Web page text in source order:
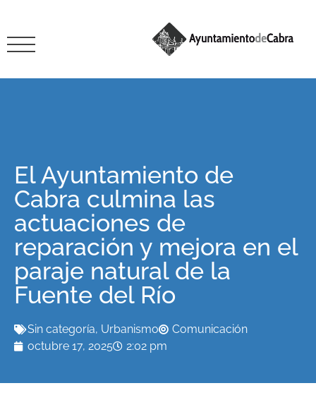
El Ayuntamiento de
Cabra culmina las
actuaciones de
reparación y mejora en el
paraje natural de la
Fuente del Río
Sin categoría, Urbanismo
Comunicación
octubre 17, 2025
2:02 pm